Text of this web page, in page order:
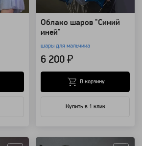
Облако шаров "Синий
иней"
шары для мальчика
6 200 ₽
Купить в 1 клик
В корзину